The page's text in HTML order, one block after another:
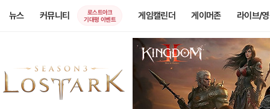
뉴스 커뮤니티
로스트아크
기대평 이벤트
게임캘린더 게이머존 라이브/